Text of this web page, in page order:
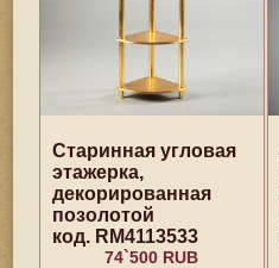
Старинная угловая
этажерка,
декорированная
позолотой
код. RM4113533
74`500 RUB